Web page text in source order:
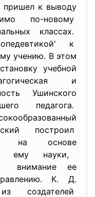
к выводу
по-новому
классах.
к
учению. В этом
учебной
и
Ушинского
педагога.
построил
на основе
ему науки,
ее
К. Д.